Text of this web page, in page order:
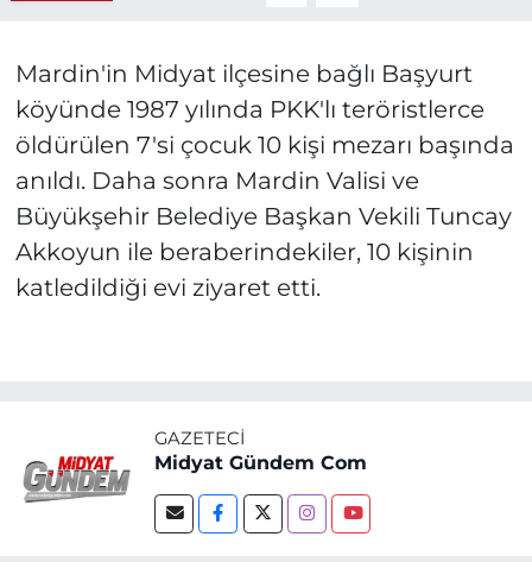
Mardin'in Midyat ilçesine bağlı Başyurt
köyünde 1987 yılında PKK'lı teröristlerce
öldürülen 7'si çocuk 10 kişi mezarı başında
anıldı. Daha sonra Mardin Valisi ve
Büyükşehir Belediye Başkan Vekili Tuncay
Akkoyun ile beraberindekiler, 10 kişinin
katledildiği evi ziyaret etti.
GAZETECI
Midyat Gündem Com